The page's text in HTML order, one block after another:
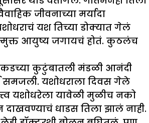
जीवनाच्या मर्यादा
यश तिच्या डोक्यात गेलं
आयुष्य जगायचं होतं. कुठलंच
कुटुंबातली मंडळी आनंदी
समजली. यशोधराला दिवस गेले
यशोधरेला यावेळी मुळीच नको
धाडस तिला झालं नाही.